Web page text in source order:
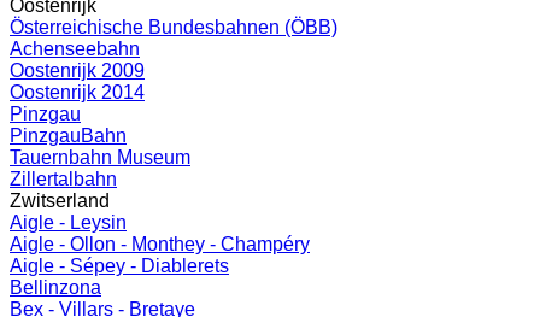
Oostenrijk
Österreichische Bundesbahnen (ÖBB)
Achenseebahn
Oostenrijk 2009
Oostenrijk 2014
Pinzgau
PinzgauBahn
Tauernbahn Museum
Zillertalbahn
Zwitserland
Aigle - Leysin
Aigle - Ollon - Monthey - Champéry
Aigle - Sépey - Diablerets
Bellinzona
Bex - Villars - Bretaye